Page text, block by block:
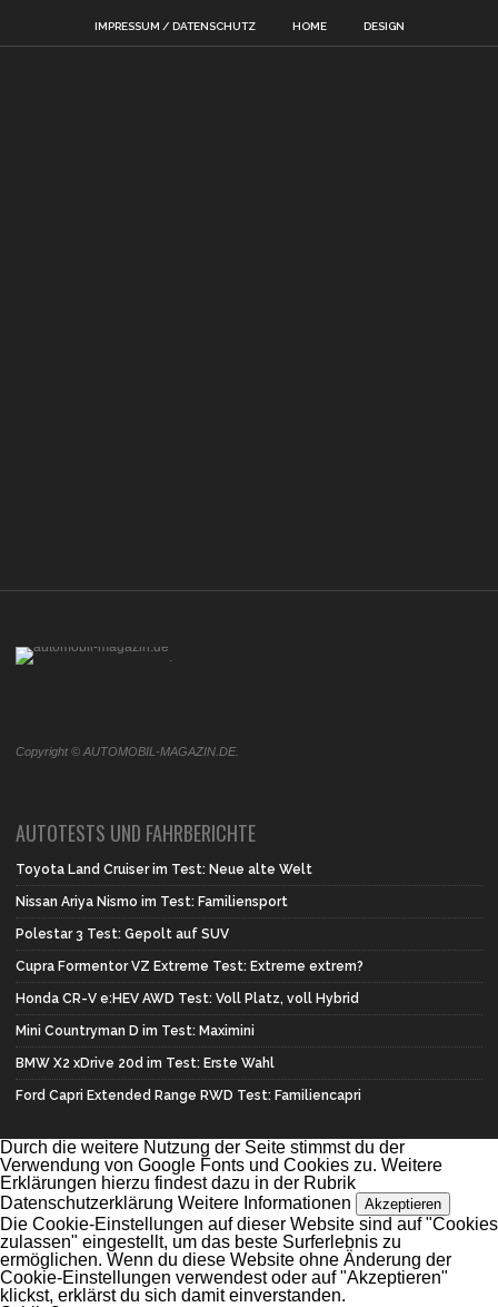
IMPRESSUM / DATENSCHUTZ HOME DESIGN
.
Copyright © AUTOMOBIL-MAGAZIN.DE.
AUTOTESTS UND FAHRBERICHTE
Toyota Land Cruiser im Test: Neue alte Welt
Nissan Ariya Nismo im Test: Familiensport
Polestar 3 Test: Gepolt auf SUV
Cupra Formentor VZ Extreme Test: Extreme extrem?
Honda CR-V e:HEV AWD Test: Voll Platz, voll Hybrid
Mini Countryman D im Test: Maximini
BMW X2 xDrive 20d im Test: Erste Wahl
Ford Capri Extended Range RWD Test: Familiencapri
Durch die weitere Nutzung der Seite stimmst du der
Verwendung von Google Fonts und Cookies zu. Weitere
Erklärungen hierzu findest dazu in der Rubrik
Datenschutzerklärung Weitere Informationen Akzeptieren
Die Cookie-Einstellungen auf dieser Website sind auf "Cookies
zulassen" eingestellt, um das beste Surferlebnis zu
ermöglichen. Wenn du diese Website ohne Änderung der
Cookie-Einstellungen verwendest oder auf "Akzeptieren"
klickst, erklärst du sich damit einverstanden.